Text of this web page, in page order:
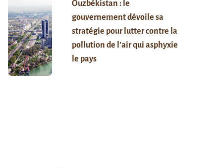
Ouzbékistan : le
gouvernement dévoile sa
stratégie pour lutter contre la
pollution de l’air qui asphyxie
le pays